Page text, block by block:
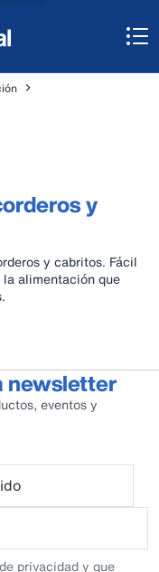
y
y cabritos. Fácil
alimentación que
newsletter
eventos y
privacidady que